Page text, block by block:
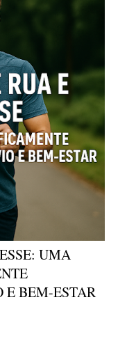
UMA
E BEM-ESTAR